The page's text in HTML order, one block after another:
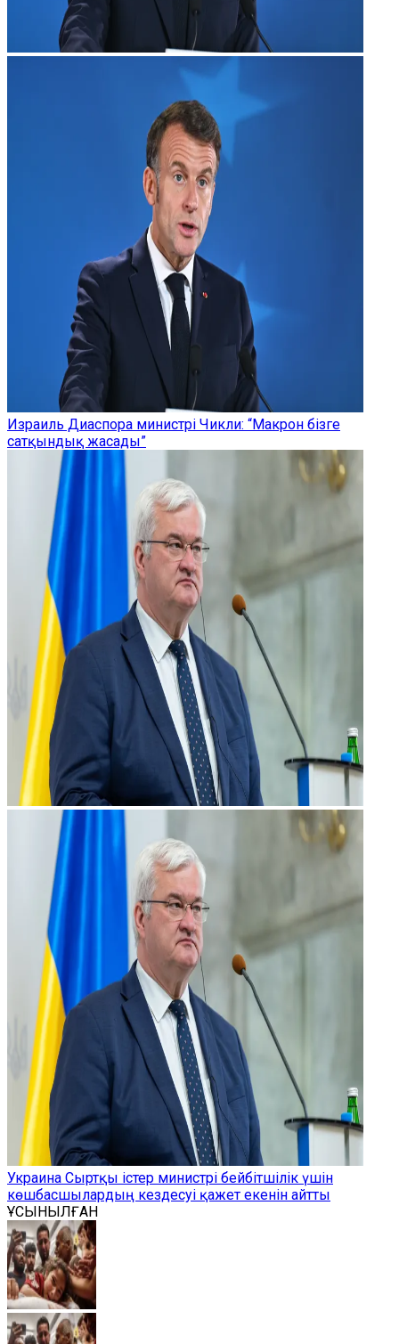
Израиль Диаспора министрі Чикли: “Макрон бізге
сатқындық жасады”
Украина Сыртқы істер министрі бейбітшілік үшін
көшбасшылардың кездесуі қажет екенін айтты
ҰСЫНЫЛҒАН